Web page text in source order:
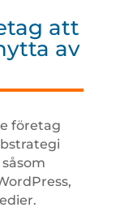
att
av
företag